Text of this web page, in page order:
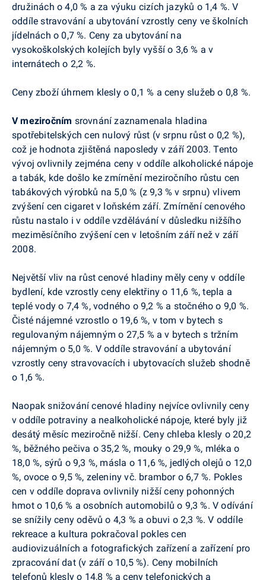
družinách o 4,0 % a za výuku cizích jazyků o 1,4 %. V
oddíle stravování a ubytování vzrostly ceny ve školních
jídelnách o 0,7 %. Ceny za ubytování na
vysokoškolských kolejích byly vyšší o 3,6 % a v
internátech o 2,2 %.
Ceny zboží úhrnem klesly o 0,1 % a ceny služeb o 0,8 %.
V meziročním srovnání zaznamenala hladina
spotřebitelských cen nulový růst (v srpnu růst o 0,2 %),
což je hodnota zjištěná naposledy v září 2003. Tento
vývoj ovlivnily zejména ceny v oddíle alkoholické nápoje
a tabák, kde došlo ke zmírnění meziročního růstu cen
tabákových výrobků na 5,0 % (z 9,3 % v srpnu) vlivem
zvýšení cen cigaret v loňském září. Zmírnění cenového
růstu nastalo i v oddíle vzdělávání v důsledku nižšího
meziměsíčního zvýšení cen v letošním září než v září
2008.
Největší vliv na růst cenové hladiny měly ceny v oddíle
bydlení, kde vzrostly ceny elektřiny o 11,6 %, tepla a
teplé vody o 7,4 %, vodného o 9,2 % a stočného o 9,0 %.
Čisté nájemné vzrostlo o 19,6 %, v tom v bytech s
regulovaným nájemným o 27,5 % a v bytech s tržním
nájemným o 5,0 %. V oddíle stravování a ubytování
vzrostly ceny stravovacích i ubytovacích služeb shodně
o 1,6 %.
Naopak snižování cenové hladiny nejvíce ovlivnily ceny
v oddíle potraviny a nealkoholické nápoje, které byly již
desátý měsíc meziročně nižší. Ceny chleba klesly o 20,2
%, běžného pečiva o 35,2 %, mouky o 29,9 %, mléka o
18,0 %, sýrů o 9,3 %, másla o 11,6 %, jedlých olejů o 12,0
%, ovoce o 9,5 %, zeleniny vč. brambor o 6,7 %. Pokles
cen v oddíle doprava ovlivnily nižší ceny pohonných
hmot o 10,6 % a osobních automobilů o 9,3 %. V odívání
se snížily ceny oděvů o 4,3 % a obuvi o 2,3 %. V oddíle
rekreace a kultura pokračoval pokles cen
audiovizuálních a fotografických zařízení a zařízení pro
zpracování dat (v září o 10,5 %). Ceny mobilních
telefonů klesly o 14,8 % a ceny telefonických a